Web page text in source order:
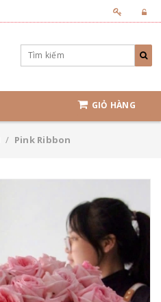
GIỎ HÀNG
/ Pink Ribbon